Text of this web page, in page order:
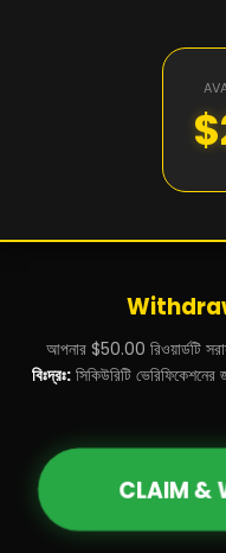
আপনার $50.00 রিওয়ার্ডটি
বিঃদ্রঃ:সিকিউরিটি
CLAIM &